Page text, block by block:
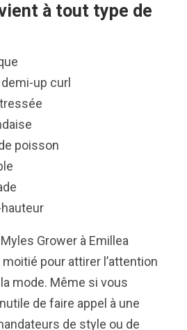
à tout type de
up curl
poisson
Grower à Emillea
pour attirer l’attention
mode. Même si vous
de faire appel à une
de style ou de